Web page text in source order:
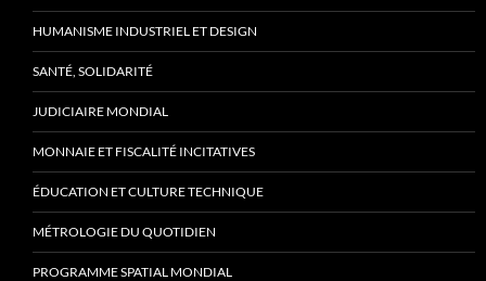
HUMANISME INDUSTRIEL ET DESIGN
SANTÉ, SOLIDARITÉ
JUDICIAIRE MONDIAL
MONNAIE ET FISCALITÉ INCITATIVES
ÉDUCATION ET CULTURE TECHNIQUE
MÉTROLOGIE DU QUOTIDIEN
PROGRAMME SPATIAL MONDIAL